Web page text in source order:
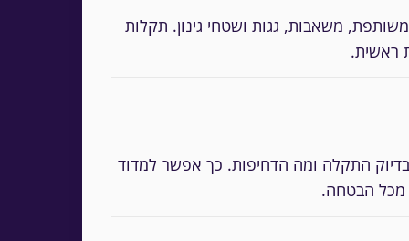
משאבות, גגות ושטחי גינון. תקלות
ראשית.
התקלה ומה הדחיפות. כך אפשר למדוד
מכל הבטחה.